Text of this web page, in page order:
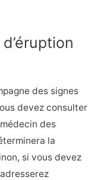
des signes
devez consulter
des
la
si vous devez